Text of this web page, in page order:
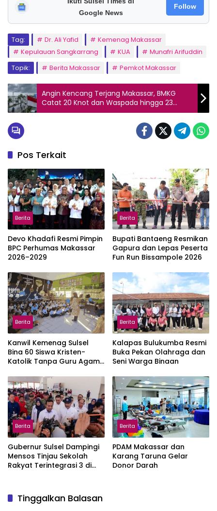
Google News
Follow
Tag: Dr. Ali Yafid
Kemenag Makassar
Kepulauan Sangkarrang
KUA
Munafri Arifuddin
Topik:
Berita Makassar Pemkot Makassar
Angin Kencang Terjang Makassar, BMKG
Catat 20 Knot dan Waspada hingga 23
Januari
Pos Terkait
Berita
Devo Khadafi Resmi Pimpin
BPC Perhumas Makassar
2026–2029
Berita
Bupati Bantaeng Resmikan
Gapura dan Lepas Peserta
Fun Run Bissampole 2026
Berita
Kanwil Kemenag Sulsel
Bina 60 Siswa Kristen-
Katolik Tanpa Guru Agama
Berita
Kalapas Bulukumba Resmi
Buka Pekan Olahraga dan
Seni Warga Binaan
Berita
Gubernur Sulsel Dampingi
Mensos Tinjau Sekolah
Rakyat Terintegrasi 3 di
Berita
PDAM Makassar dan
Karang Taruna Gelar
Donor Darah
Tinggalkan Balasan